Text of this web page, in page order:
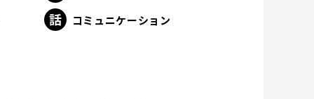
コミュニケーション